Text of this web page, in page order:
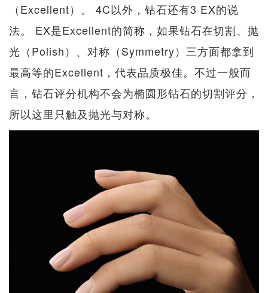
（Excellent）。 4C以外，钻石还有3 EX的说
法。 EX是Excellent的简称，如果钻石在切割、抛
光（Polish）、对称（Symmetry）三方面都拿到
最高等的Excellent，代表品质极佳。不过一般而
言，钻石评分机构不会为椭圆形钻石的切割评分，
所以这里只触及抛光与对称。